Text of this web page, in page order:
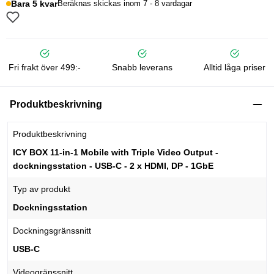
Bara 5 kvarBeräknas skickas inom 7 - 8 vardagar
Fri frakt över 499:- Snabb leverans Alltid låga priser
Produktbeskrivning
Produktbeskrivning
ICY BOX 11-in-1 Mobile with Triple Video Output -
dockningsstation - USB-C - 2 x HDMI, DP - 1GbE
Typ av produkt
Dockningsstation
Dockningsgränssnitt
USB-C